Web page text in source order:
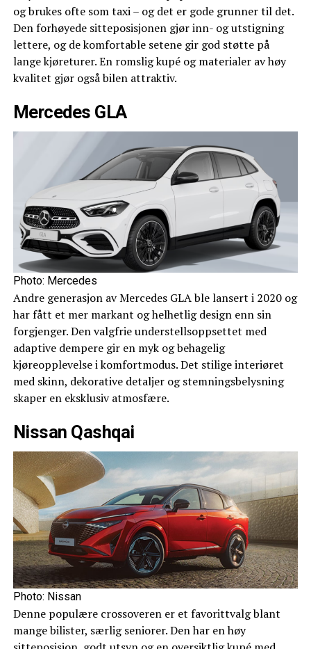
og brukes ofte som taxi – og det er gode grunner til det.
Den forhøyede sitteposisjonen gjør inn- og utstigning
lettere, og de komfortable setene gir god støtte på
lange kjøreturer. En romslig kupé og materialer av høy
kvalitet gjør også bilen attraktiv.
Mercedes GLA
Photo: Mercedes
Andre generasjon av Mercedes GLA ble lansert i 2020 og
har fått et mer markant og helhetlig design enn sin
forgjenger. Den valgfrie understellsoppsettet med
adaptive dempere gir en myk og behagelig
kjøreopplevelse i komfortmodus. Det stilige interiøret
med skinn, dekorative detaljer og stemningsbelysning
skaper en eksklusiv atmosfære.
Nissan Qashqai
Photo: Nissan
Denne populære crossoveren er et favorittvalg blant
mange bilister, særlig seniorer. Den har en høy